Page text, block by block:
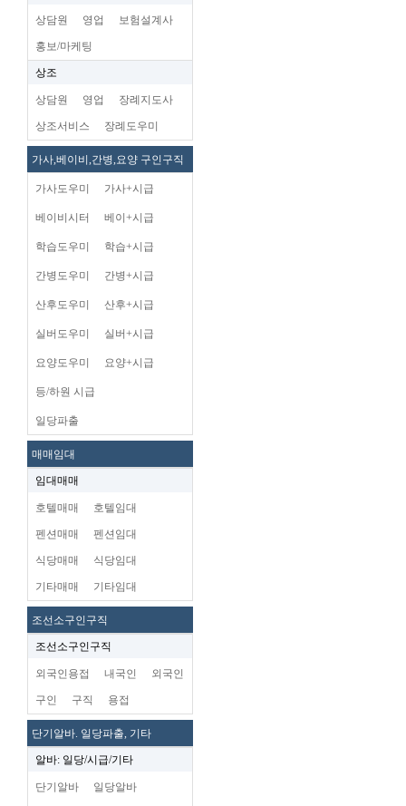
상담원 영업 보험설계사
홍보/마케팅
상조
상담원 영업 장례지도사
상조서비스 장례도우미
가사,베이비,간병,요양 구인구직
가사도우미 가사+시급
베이비시터 베이+시급
학습도우미 학습+시급
간병도우미 간병+시급
산후도우미 산후+시급
실버도우미 실버+시급
요양도우미 요양+시급
등/하원 시급
일당파출
매매임대
임대매매
호텔매매 호텔임대
펜션매매 펜션임대
식당매매 식당임대
기타매매 기타임대
조선소구인구직
조선소구인구직
외국인용접 내국인 외국인
구인 구직 용접
단기알바. 일당파출, 기타
알바: 일당/시급/기타
단기알바 일당알바